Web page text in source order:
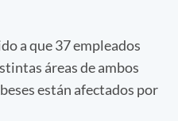
a que 37 empleados
áreas de ambos
están afectados por